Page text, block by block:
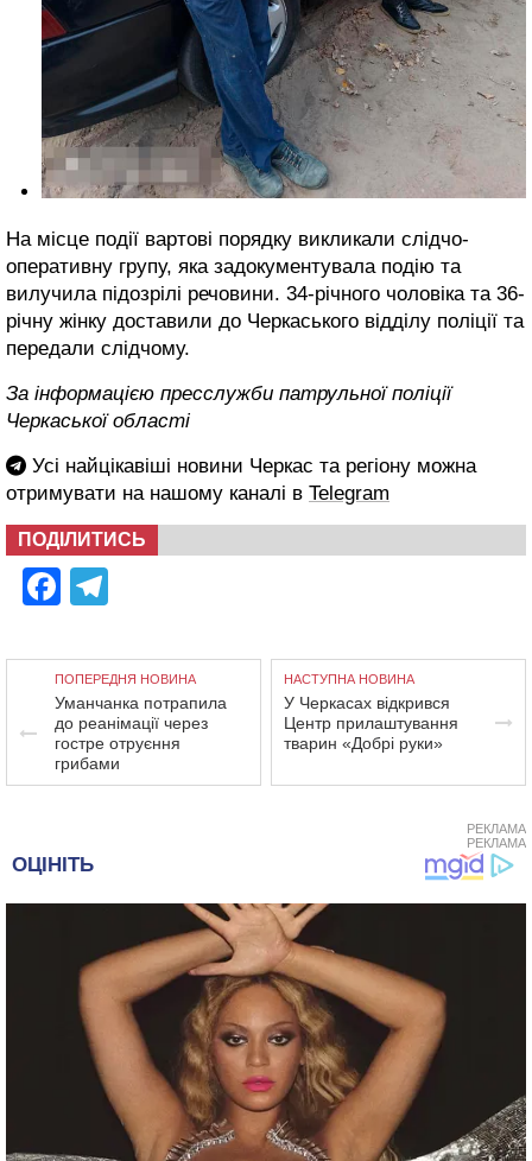
На місце події вартові порядку викликали слідчо-
оперативну групу, яка задокументувала подію та
вилучила підозрілі речовини. 34-річного чоловіка та 36-
річну жінку доставили до Черкаського відділу поліції та
передали слідчому.
За інформацією пресслужби патрульної поліції
Черкаської області
Усі найцікавіші новини Черкас та регіону можна
отримувати на нашому каналі в Telegram
ПОДІЛИТИСЬ
Facebook
ПОПЕРЕДНЯ НОВИНА
Уманчанка потрапила
до реанімації через
гостре отруєння
грибами
НАСТУПНА НОВИНА
У Черкасах відкрився
Центр прилаштування
тварин «Добрі руки»
РЕКЛАМА
РЕКЛАМА